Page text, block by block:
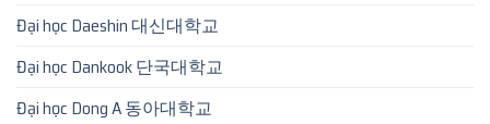
Đại học Daeshin 대신대학교
Đại học Dankook 단국대학교
Đại học Dong A 동아대학교